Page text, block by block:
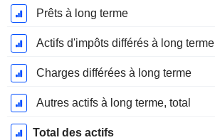
Prêts à long terme
Actifs d'impôts différés à long terme
Charges différées à long terme
Autres actifs à long terme, total
Total des actifs